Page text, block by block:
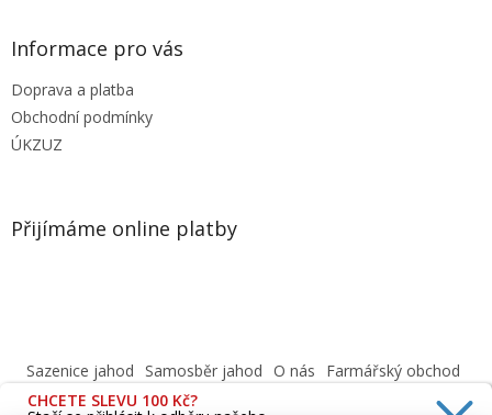
Informace pro vás
Doprava a platba
Obchodní podmínky
ÚKZUZ
Přijímáme online platby
Sazenice jahod Samosběr jahod O nás
Farmářský obchod
Obchodní podmínky
CHCETE SLEVU 100 Kč?